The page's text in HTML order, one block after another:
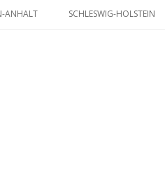
ANHALT SCHLESWIG-HOLSTEIN